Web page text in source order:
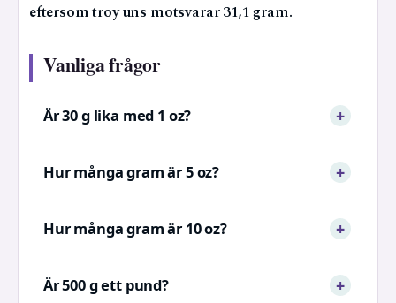
eftersom troy uns motsvarar 31,1 gram.
Vanliga frågor
Är 30 g lika med 1 oz?
Hur många gram är 5 oz?
Hur många gram är 10 oz?
Är 500 g ett pund?